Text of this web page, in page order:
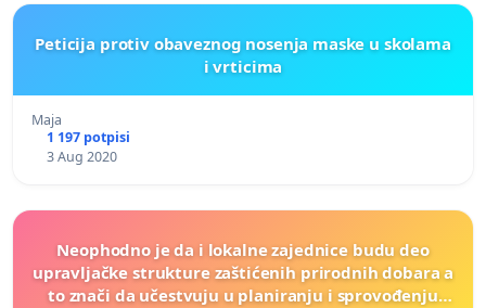
Peticija protiv obaveznog nosenja maske u skolama
i vrticima
Maja
1 197 potpisi
3 Aug 2020
Neophodno je da i lokalne zajednice budu deo
upravljačke strukture zaštićenih prirodnih dobara a
to znači da učestvuju u planiranju i sprovođenju